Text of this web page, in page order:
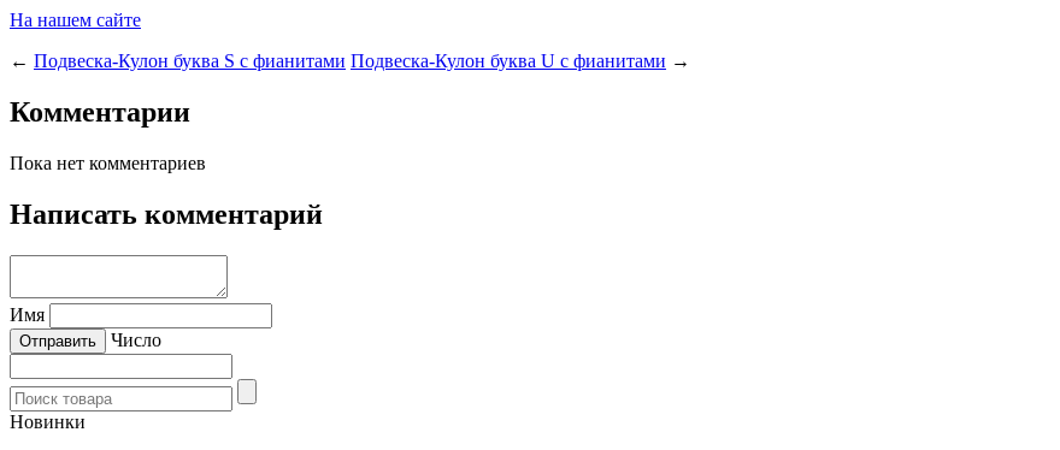
На нашем сайте
← Подвеска-Кулон буква S с фианитами Подвеска-Кулон буква U с фианитами →
Комментарии
Пока нет комментариев
Написать комментарий
Имя
Число
Новинки